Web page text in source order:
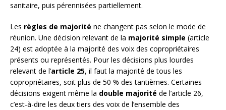
sanitaire, puis pérennisées partiellement.
Les règles de majorité ne changent pas selon le mode de
réunion. Une décision relevant de la majorité simple (article
24) est adoptée à la majorité des voix des copropriétaires
présents ou représentés. Pour les décisions plus lourdes
relevant de l’article 25, il faut la majorité de tous les
copropriétaires, soit plus de 50 % des tantièmes. Certaines
décisions exigent même la double majorité de l’article 26,
c’est-à-dire les deux tiers des voix de l’ensemble des